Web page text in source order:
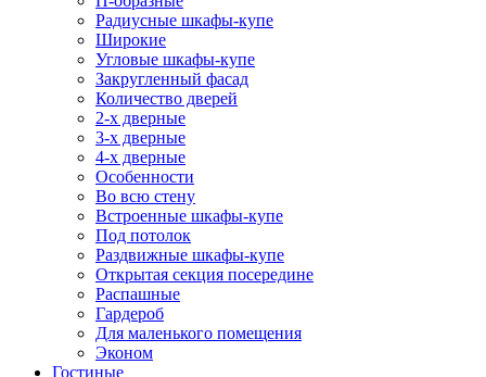
Радиусные шкафы-купе
Широкие
Угловые шкафы-купе
Закругленный фасад
Количество дверей
2-х дверные
3-х дверные
4-х дверные
Особенности
Во всю стену
Встроенные шкафы-купе
Под потолок
Раздвижные шкафы-купе
Открытая секция посередине
Распашные
Гардероб
Для маленького помещения
Эконом
Гостиные